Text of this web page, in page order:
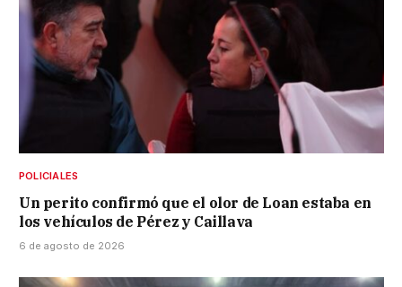
POLICIALES
Un perito confirmó que el olor de Loan estaba en
los vehículos de Pérez y Caillava
6 de agosto de 2026